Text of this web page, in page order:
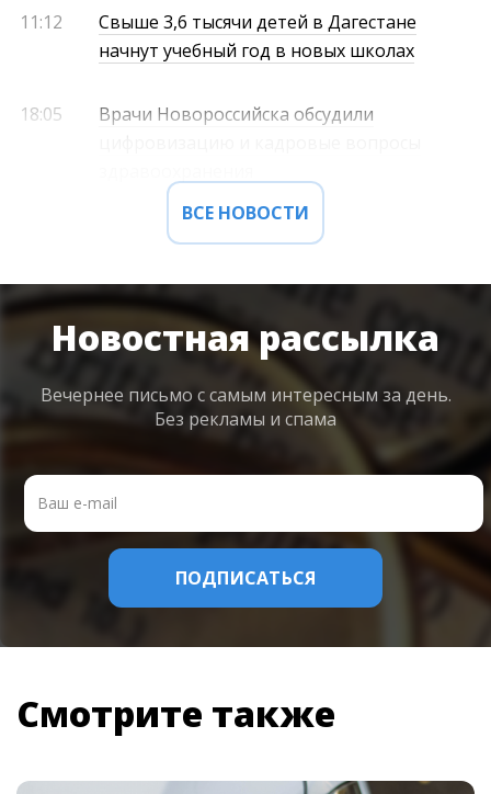
11:12
Свыше 3,6 тысячи детей в Дагестане
начнут учебный год в новых школах
18:05
Врачи Новороссийска обсудили
ВСЕ НОВОСТИ
Новостная рассылка
Вечернее письмо с самым интересным за день.
Без рекламы и спама
Смотрите также